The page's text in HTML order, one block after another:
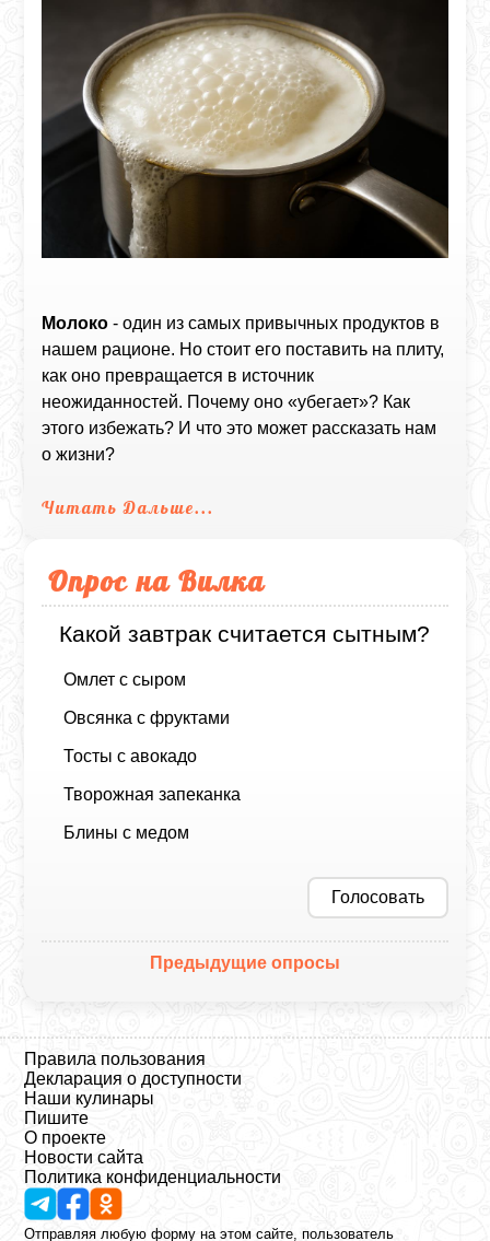
Молоко - один из самых привычных продуктов в
нашем рационе. Но стоит его поставить на плиту,
как оно превращается в источник
неожиданностей. Почему оно «убегает»? Как
этого избежать? И что это может рассказать нам
о жизни?
Читать Дальше...
Опрос на Вилка
Какой завтрак считается сытным?
Омлет с сыром
Овсянка с фруктами
Тосты с авокадо
Творожная запеканка
Блины с медом
Голосовать
Предыдущие опросы
Правила пользования
Декларация о доступности
Наши кулинары
Пишите
О проекте
Новости сайта
Политика конфиденциальности
Отправляя любую форму на этом сайте, пользователь